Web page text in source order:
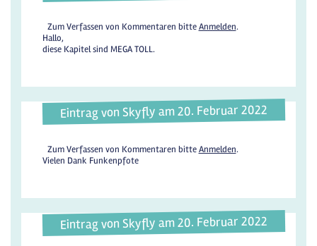
Zum Verfassen von Kommentaren bitteAnmelden.
Hallo,
diese Kapitel sind MEGA TOLL.
Eintrag von Skyfly am 20. Februar 2022
Zum Verfassen von Kommentaren bitteAnmelden.
Vielen Dank Funkenpfote
Eintrag von Skyfly am 20. Februar 2022